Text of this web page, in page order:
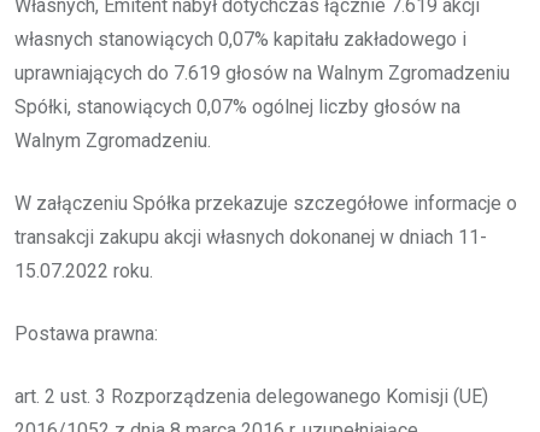
Własnych, Emitent nabył dotychczas łącznie 7.619 akcji
własnych stanowiących 0,07% kapitału zakładowego i
uprawniających do 7.619 głosów na Walnym Zgromadzeniu
Spółki, stanowiących 0,07% ogólnej liczby głosów na
Walnym Zgromadzeniu.
W załączeniu Spółka przekazuje szczegółowe informacje o
transakcji zakupu akcji własnych dokonanej w dniach 11-
15.07.2022 roku.
Postawa prawna:
art. 2 ust. 3 Rozporządzenia delegowanego Komisji (UE)